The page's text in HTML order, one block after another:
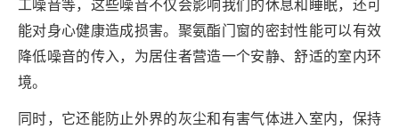
工噪音等，这些噪音不仅会影响我们的休息和睡眠，还可
能对身心健康造成损害。聚氨酯门窗的密封性能可以有效
降低噪音的传入，为居住者营造一个安静、舒适的室内环
境。
同时，它还能防止外界的灰尘和有害气体进入室内，保持